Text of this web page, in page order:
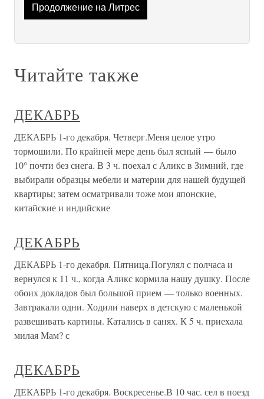
Продолжение на Литрес
Читайте также
ДЕКАБРЬ
ДЕКАБРЬ 1-го декабря. Четверг.Меня целое утро
тормошили. По крайней мере день был ясный — было
10° почти без снега. В 3 ч. поехал с Аликс в Зимний, где
выбирали образцы мебели и материи для нашей будущей
квартиры; затем осматривали тоже мои японские,
китайские и индийские
ДЕКАБРЬ
ДЕКАБРЬ 1-го декабря. Пятница.Погулял с полчаса и
вернулся к 11 ч., когда Аликс кормила нашу душку. После
обоих докладов был большой прием — только военных.
Завтракали одни. Ходили наверх в детскую с маленькой
развешивать картины. Катались в санях. К 5 ч. приехала
милая Мам? с
ДЕКАБРЬ
ДЕКАБРЬ 1-го декабря. Воскресенье.В 10 час. сел в поезд